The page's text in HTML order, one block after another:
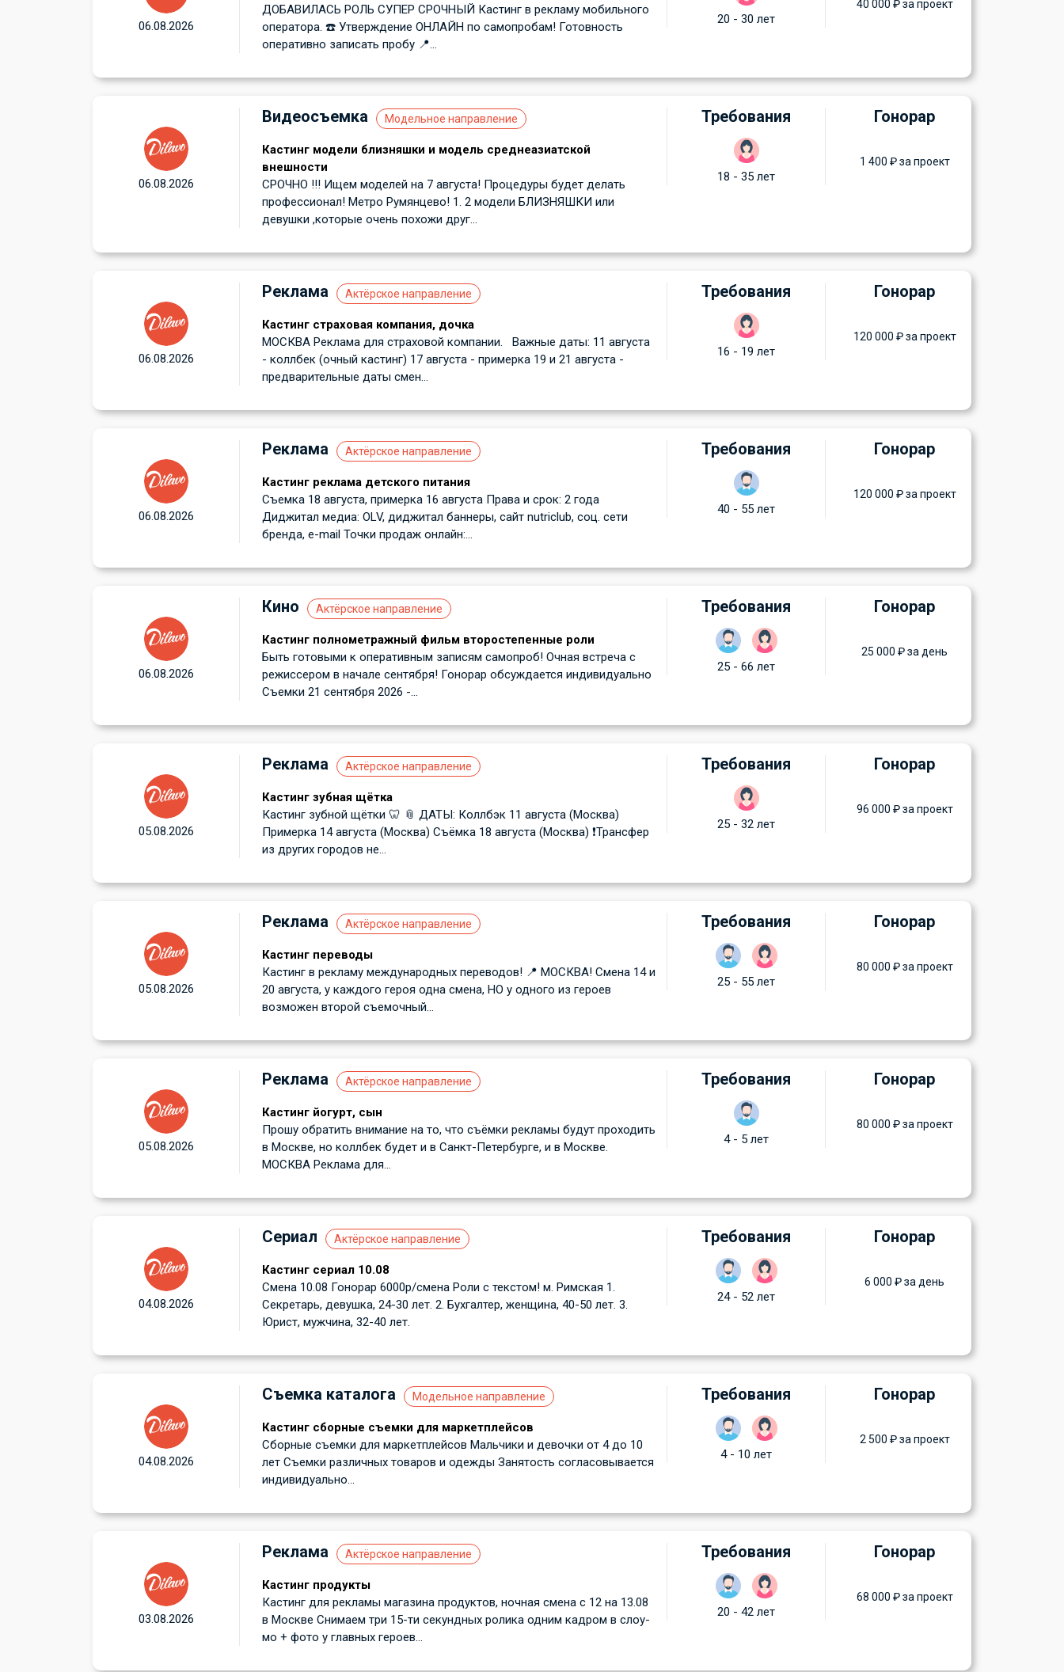
ДОБАВИЛАСЬ РОЛЬ СУПЕР СРОЧНЫЙ Кастинг в рекламу мобильного
оператора. ☎️ Утверждение ОНЛАЙН по самопробам! Готовность
оперативно записать пробу 📍...
20 - 30 лет
40 000 ₽ за проект
06.08.2026
Видеосъемка Модельное направление
Кастинг модели близняшки и модель среднеазиатской
внешности
СРОЧНО !!! Ищем моделей на 7 августа! Процедуры будет делать
профессионал! Метро Румянцево! 1. 2 модели БЛИЗНЯШКИ или
девушки ,которые очень похожи друг...
Требования
18 - 35 лет
Гонорар
1 400 ₽ за проект
06.08.2026
Реклама Актёрское направление
Кастинг страховая компания, дочка
МОСКВА Реклама для страховой компании. Важные даты: 11 августа
- коллбек (очный кастинг) 17 августа - примерка 19 и 21 августа -
предварительные даты смен...
Требования
16 - 19 лет
Гонорар
120 000 ₽ за проект
06.08.2026
Реклама Актёрское направление
Кастинг реклама детского питания
Съемка 18 августа, примерка 16 августа Права и срок: 2 года
Диджитал медиа: OLV, диджитал баннеры, сайт nutriclub, соц. сети
бренда, e-mail Точки продаж онлайн:...
Требования
40 - 55 лет
Гонорар
120 000 ₽ за проект
06.08.2026
Кино Актёрское направление
Кастинг полнометражный фильм второстепенные роли
Быть готовыми к оперативным записям самопроб! Очная встреча с
режиссером в начале сентября! Гонорар обсуждается индивидуально
Съемки 21 сентября 2026 -...
Требования
25 - 66 лет
Гонорар
25 000 ₽ за день
06.08.2026
Реклама Актёрское направление
Кастинг зубная щётка
Кастинг зубной щётки 🦷 📎 ДАТЫ: Коллбэк 11 августа (Москва)
Примерка 14 августа (Москва) Съёмка 18 августа (Москва) ❗️Трансфер
из других городов не...
Требования
25 - 32 лет
Гонорар
96 000 ₽ за проект
05.08.2026
Реклама Актёрское направление
Кастинг переводы
Кастинг в рекламу международных переводов! 📍 МОСКВА! Смена 14 и
20 августа, у каждого героя одна смена, НО у одного из героев
возможен второй съемочный...
Требования
25 - 55 лет
Гонорар
80 000 ₽ за проект
05.08.2026
Реклама Актёрское направление
Кастинг йогурт, сын
Прошу обратить внимание на то, что съёмки рекламы будут проходить
в Москве, но коллбек будет и в Санкт-Петербурге, и в Москве.
МОСКВА Реклама для...
Требования
4 - 5 лет
Гонорар
80 000 ₽ за проект
05.08.2026
Сериал Актёрское направление
Кастинг сериал 10.08
Смена 10.08 Гонорар 6000р/смена Роли с текстом! м. Римская 1.
Секретарь, девушка, 24-30 лет. 2. Бухгалтер, женщина, 40-50 лет. 3.
Юрист, мужчина, 32-40 лет.
Требования
24 - 52 лет
Гонорар
6 000 ₽ за день
04.08.2026
Съемка каталога Модельное направление
Кастинг сборные съемки для маркетплейсов
Сборные съемки для маркетплейсов Мальчики и девочки от 4 до 10
лет Съемки различных товаров и одежды Занятость согласовывается
индивидуально...
Требования
4 - 10 лет
Гонорар
2 500 ₽ за проект
04.08.2026
Реклама Актёрское направление
Кастинг продукты
Кастинг для рекламы магазина продуктов, ночная смена с 12 на 13.08
в Москве Снимаем три 15-ти секундных ролика одним кадром в слоу-
мо + фото у главных героев...
Требования
20 - 42 лет
Гонорар
68 000 ₽ за проект
03.08.2026